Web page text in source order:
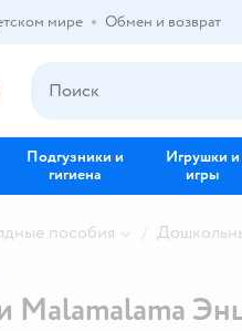
мире Обмен и возврат
Подгузники и
гигиена
Игрушки и
игры
пособия